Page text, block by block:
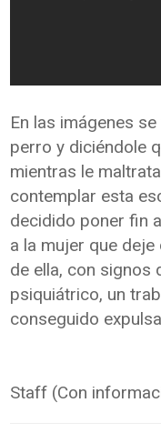
En las imágenes
perro y diciéndole
mientras le
contemplar esta
decidido poner fin
a la mujer que
de ella, con signos
psiquiátrico, un
conseguido
Staff (Con